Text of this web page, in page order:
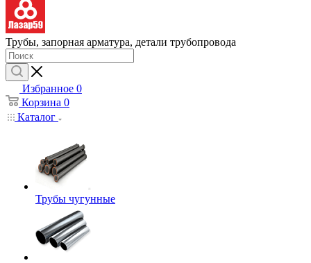
Трубы, запорная арматура, детали трубопровода
Избранное 0
Корзина 0
Каталог
Трубы чугунные